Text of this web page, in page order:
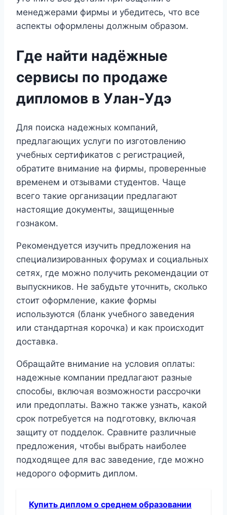
менеджерами фирмы и убедитесь, что все
аспекты оформлены должным образом.
Где найти надёжные
сервисы по продаже
дипломов в Улан-Удэ
Для поиска надежных компаний,
предлагающих услуги по изготовлению
учебных сертификатов с регистрацией,
обратите внимание на фирмы, проверенные
временем и отзывами студентов. Чаще
всего такие организации предлагают
настоящие документы, защищенные
гознаком.
Рекомендуется изучить предложения на
специализированных форумах и социальных
сетях, где можно получить рекомендации от
выпускников. Не забудьте уточнить, сколько
стоит оформление, какие формы
используются (бланк учебного заведения
или стандартная корочка) и как происходит
доставка.
Обращайте внимание на условия оплаты:
надежные компании предлагают разные
способы, включая возможности рассрочки
или предоплаты. Важно также узнать, какой
срок потребуется на подготовку, включая
защиту от подделок. Сравните различные
предложения, чтобы выбрать наиболее
подходящее для вас заведение, где можно
недорого оформить диплом.
Купить диплом о среднем образовании